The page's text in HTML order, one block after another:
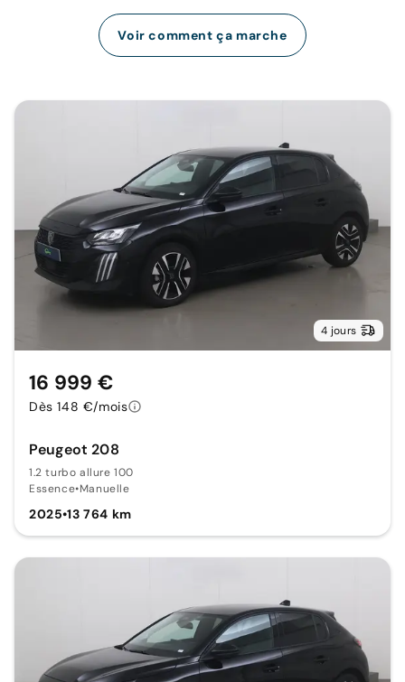
Voir comment ça marche
4 jours
Peugeot 208
1.2 turbo allure 100
Essence•Manuelle
2025•13 764 km
16 999 €
Dès 148 €/mois